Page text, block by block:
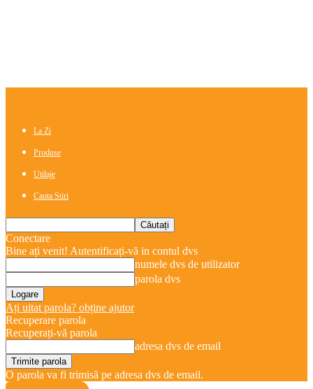
La Zi
Produse
Utilaje
Cauta Stiri
Conectare
Bine ați venit! Autentificați-vă in contul dvs
numele dvs de utilizator
parola dvs
Ați uitat parola? obține ajutor
Recuperare parola
Recuperați-vă parola
adresa dvs de email
O parola va fi trimisă pe adresa dvs de email.